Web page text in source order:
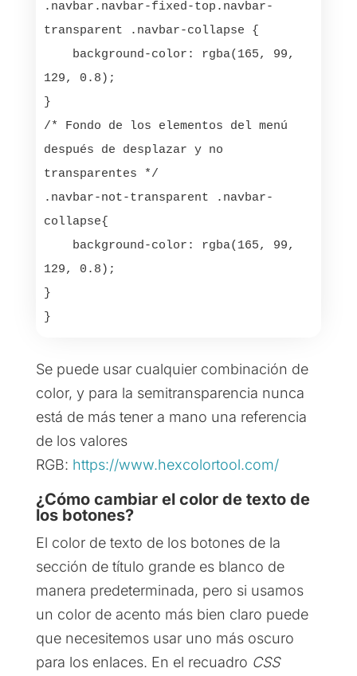
.navbar.navbar-fixed-top.navbar-
transparent .navbar-collapse {
129, 0.8);
}
/* Fondo de los elementos del menú
después de desplazar y no
transparentes */
.navbar-not-transparent .navbar-
collapse{
129, 0.8);
}
Se puede usar cualquier combinación de
color, y para la semitransparencia nunca
está de más tener a mano una referencia
de los valores
RGB: https://www.hexcolortool.com/
¿Cómo cambiar el color de texto de
los botones?
El color de texto de los botones de la
sección de título grande es blanco de
manera predeterminada, pero si usamos
un color de acento más bien claro puede
que necesitemos usar uno más oscuro
para los enlaces. En el recuadro CSS